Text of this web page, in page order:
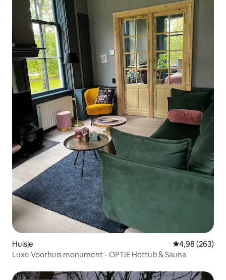
Huisje Gemiddelde
4,98 (263)
Luxe Voorhuis monument - OPTIE Hottub & Sauna